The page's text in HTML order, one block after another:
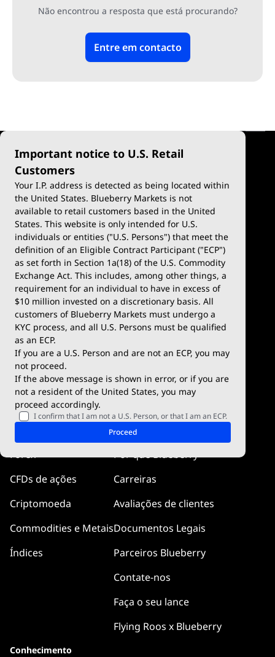
Não encontrou a resposta que está procurando?
Entre em contacto
Important notice to U.S. Retail
Customers
Your I.P. address is detected as being located within
the United States. Blueberry Markets is not
available to retail customers based in the United
States. This website is only intended for U.S.
individuals or entities ("U.S. Persons") that meet the
definition of an Eligible Contract Participant ("ECP")
as set forth in Section 1a(18) of the U.S. Commodity
Exchange Act. This includes, among other things, a
requirement for an individual to have in excess of
$10 million invested on a discretionary basis. All
customers of Blueberry Markets must undergo a
KYC process, and all U.S. Persons must be qualified
as an ECP.
If you are a U.S. Person and are not an ECP, you may
not proceed.
If the above message is shown in error, or if you are
not a resident of the United States, you may
proceed accordingly.
I confirm that I am not a U.S. Person, or that I am an ECP.
Proceed
Troca
Tipos de conta
Conta de demonstração
Depósitos e Retiradas
Condições de negociação
Blueberry Premium
Plataforma
MetaTrader 4
MetaTrader 5
TradingView
Blueberry X
WebTrader
Blueberry Social
cTrader
Forex
CFDs de ações
Criptomoeda
Commodities e Metais
Índices
Empresa
Por que Blueberry
Carreiras
Avaliações de clientes
Documentos Legais
Parceiros Blueberry
Contate-nos
Faça o seu lance
Flying Roos x Blueberry
Conhecimento